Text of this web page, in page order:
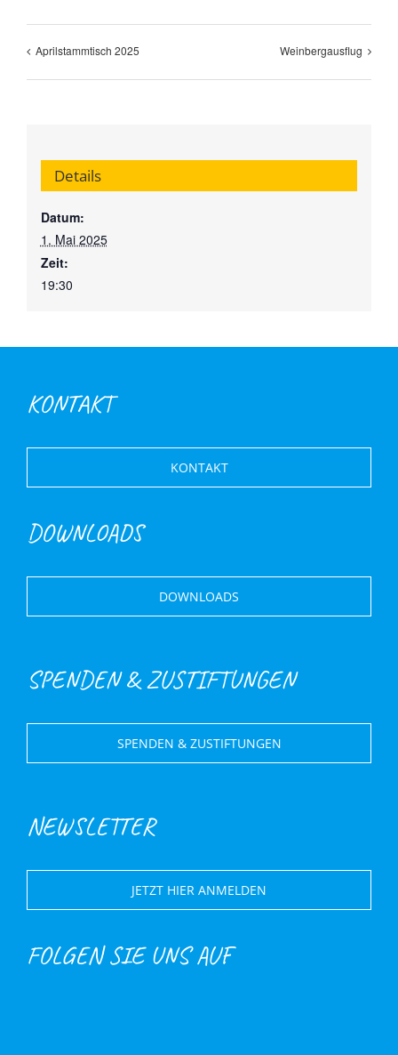
Aprilstammtisch 2025 Weinbergausflug
Details
Datum:
1. Mai 2025
Zeit:
19:30
KONTAKT
KONTAKT
DOWNLOADS
DOWNLOADS
SPENDEN & ZUSTIFTUNGEN
SPENDEN & ZUSTIFTUNGEN
NEWSLETTER
JETZT HIER ANMELDEN
FOLGEN SIE UNS AUF